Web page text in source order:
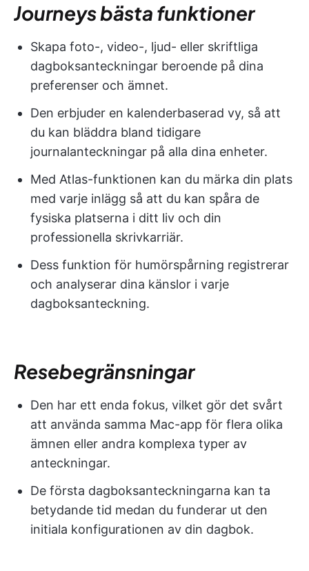
Journeys bästa funktioner
Skapa foto-, video-, ljud- eller skriftliga
dagboksanteckningar beroende på dina
preferenser och ämnet.
Den erbjuder en kalenderbaserad vy, så att
du kan bläddra bland tidigare
journalanteckningar på alla dina enheter.
Med Atlas-funktionen kan du märka din plats
med varje inlägg så att du kan spåra de
fysiska platserna i ditt liv och din
professionella skrivkarriär.
Dess funktion för humörspårning registrerar
och analyserar dina känslor i varje
dagboksanteckning.
Resebegränsningar
Den har ett enda fokus, vilket gör det svårt
att använda samma Mac-app för flera olika
ämnen eller andra komplexa typer av
anteckningar.
De första dagboksanteckningarna kan ta
betydande tid medan du funderar ut den
initiala konfigurationen av din dagbok.